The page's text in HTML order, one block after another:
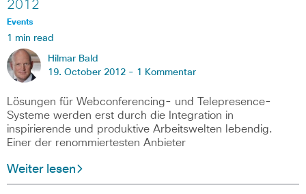
2012
Events
1 min read
Hilmar Bald
19. October 2012 - 1 Kommentar
Lösungen für Webconferencing- und Telepresence-
Systeme werden erst durch die Integration in
inspirierende und produktive Arbeitswelten lebendig.
Einer der renommiertesten Anbieter
Weiter lesen